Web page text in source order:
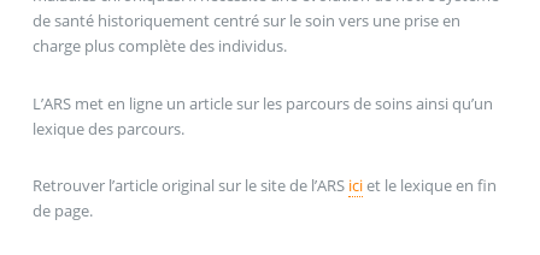
de santé historiquement centré sur le soin vers une prise en
charge plus complète des individus.
L’ARS met en ligne un article sur les parcours de soins ainsi qu’un
lexique des parcours.
Retrouver l’article original sur le site de l’ARS iciet le lexique en fin
de page.